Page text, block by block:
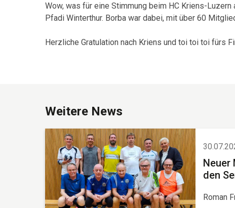
Wow, was für eine Stimmung beim HC Kriens-
Pfadi Winterthur. Borba war dabei, mit über 60
Herzliche Gratulation nach Kriens und toi toi toi fürs
Weitere News
Neuer
den
Roman